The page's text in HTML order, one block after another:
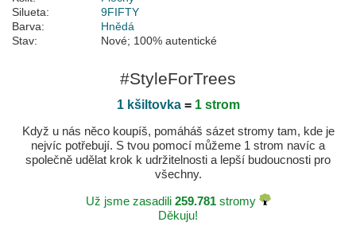
Silueta:
9FIFTY
Barva:
Hnědá
Stav:
Nové; 100% autentické
#StyleForTrees
1 kšiltovka= 1 strom
Když u nás něco koupíš, pomáháš sázet stromy tam, kde je
nejvíc potřebují. S tvou pomocí můžeme 1 strom navíc a
společně udělat krok k udržitelnosti a lepší budoucnosti pro
všechny.
Už jsme zasadili 259.781stromy
Děkuju!